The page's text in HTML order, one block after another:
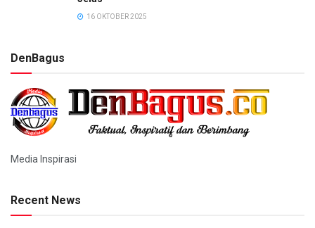
16 OKTOBER 2025
DenBagus
Media Inspirasi
Recent News